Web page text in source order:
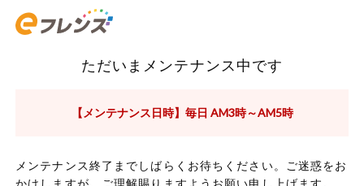
ただいまメンテナンス中です
【メンテナンス日時】毎日 AM3時～AM5時
メンテナンス終了までしばらくお待ちください。ご迷惑をお
かけしますが、ご理解賜りますようお願い申し上げます。